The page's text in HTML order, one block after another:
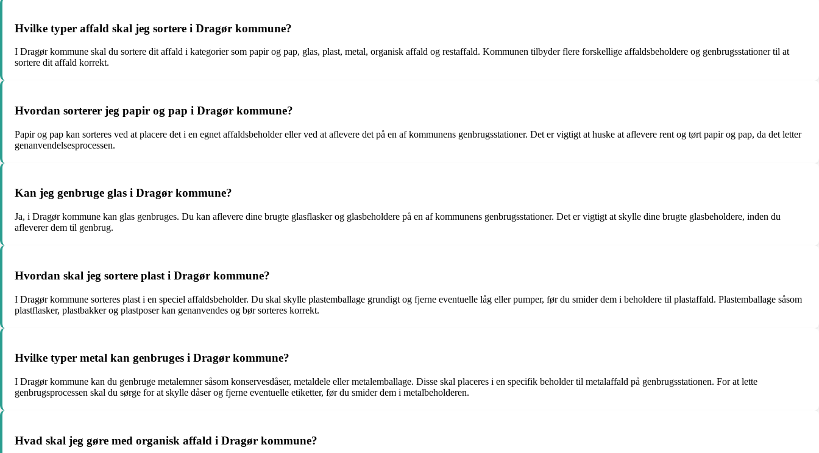
Hvilke typer affald skal jeg sortere i Dragør kommune?
I Dragør kommune skal du sortere dit affald i kategorier som papir og pap, glas, plast, metal, organisk affald og restaffald. Kommunen tilbyder flere forskellige affaldsbeholdere og genbrugsstationer til at
sortere dit affald korrekt.
Hvordan sorterer jeg papir og pap i Dragør kommune?
Papir og pap kan sorteres ved at placere det i en egnet affaldsbeholder eller ved at aflevere det på en af kommunens genbrugsstationer. Det er vigtigt at huske at aflevere rent og tørt papir og pap, da det letter
genanvendelsesprocessen.
Kan jeg genbruge glas i Dragør kommune?
Ja, i Dragør kommune kan glas genbruges. Du kan aflevere dine brugte glasflasker og glasbeholdere på en af kommunens genbrugsstationer. Det er vigtigt at skylle dine brugte glasbeholdere, inden du
afleverer dem til genbrug.
Hvordan skal jeg sortere plast i Dragør kommune?
I Dragør kommune sorteres plast i en speciel affaldsbeholder. Du skal skylle plastemballage grundigt og fjerne eventuelle låg eller pumper, før du smider dem i beholdere til plastaffald. Plastemballage såsom
plastflasker, plastbakker og plastposer kan genanvendes og bør sorteres korrekt.
Hvilke typer metal kan genbruges i Dragør kommune?
I Dragør kommune kan du genbruge metalemner såsom konservesdåser, metaldele eller metalemballage. Disse skal placeres i en specifik beholder til metalaffald på genbrugsstationen. For at lette
genbrugsprocessen skal du sørge for at skylle dåser og fjerne eventuelle etiketter, før du smider dem i metalbeholderen.
Hvad skal jeg gøre med organisk affald i Dragør kommune?